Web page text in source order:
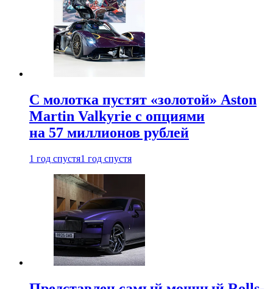
С молотка пустят «золотой» Aston
Martin Valkyrie с опциями
на 57 миллионов рублей
1 год спустя1 год спустя